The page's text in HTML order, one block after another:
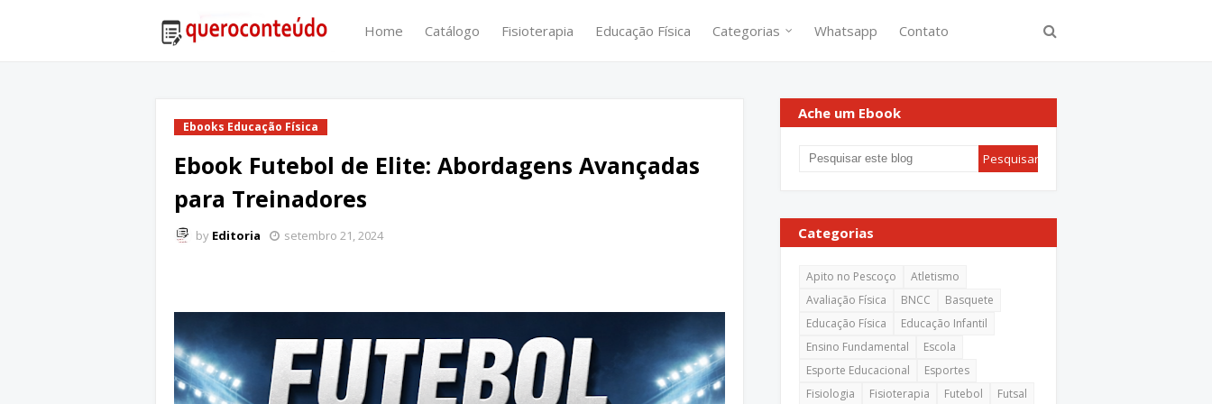
Home Catálogo Fisioterapia Educação Física Categorias Whatsapp Contato
Ebooks Educação Física
Ebook Futebol de Elite: Abordagens Avançadas
para Treinadores
by Editoria setembro 21, 2024
Ache um Ebook
Categorias
Apito no Pescoço
Atletismo
Avaliação Física
BNCC
Basquete
Educação Física
Educação Infantil
Ensino Fundamental
Escola
Esporte Educacional
Esportes
Fisiologia
Fisioterapia Futebol Futsal